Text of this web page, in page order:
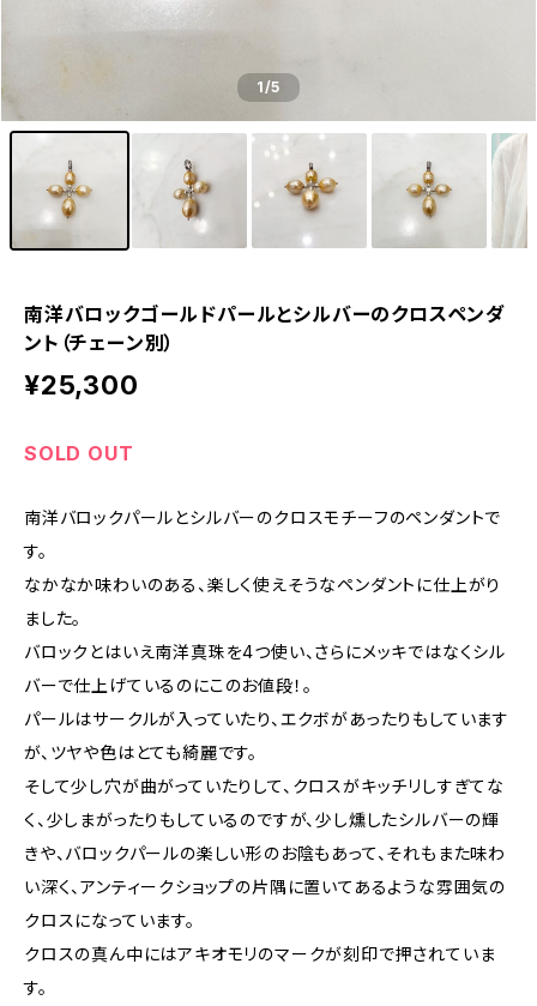
1/5
南洋バロックゴールドパールとシルバーのクロスペンダ
ント（チェーン別）
¥25,300
SOLD OUT
南洋バロックパールとシルバーのクロスモチーフのペンダントで
す。
なかなか味わいのある、楽しく使えそうなペンダントに仕上がり
ました。
バロックとはいえ南洋真珠を4つ使い、さらにメッキではなくシル
バーで仕上げているのにこのお値段！。
パールはサークルが入っていたり、エクボがあったりもしています
が、ツヤや色はとても綺麗です。
そして少し穴が曲がっていたりして、クロスがキッチリしすぎてな
く、少しまがったりもしているのですが、少し燻したシルバーの輝
きや、バロックパールの楽しい形のお陰もあって、それもまた味わ
い深く、アンティークショップの片隅に置いてあるような雰囲気の
クロスになっています。
クロスの真ん中にはアキオモリのマークが刻印で押されていま
す。